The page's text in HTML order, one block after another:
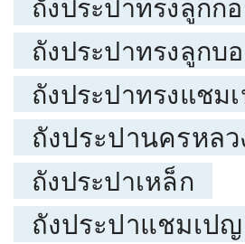
ถังประปาทรงลูกบ
ถังประปาทรงแชม
ถังประปานครหลว
ถังประปาเหล็ก
ถังประปาแชมเป